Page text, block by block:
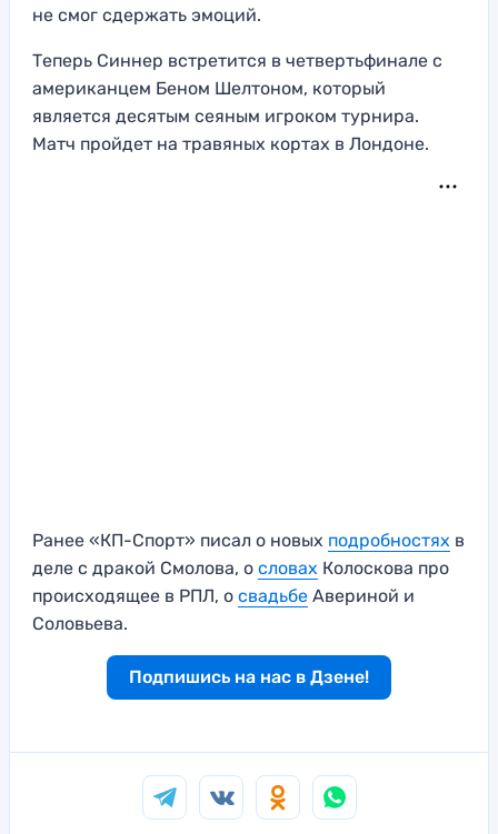
не смог сдержать эмоций.
Теперь Синнер встретится в четвертьфинале с
американцем Беном Шелтоном, который
является десятым сеяным игроком турнира.
Матч пройдет на травяных кортах в Лондоне.
Ранее «КП-Спорт» писал о новых подробностях в
деле с дракой Смолова, о словах Колоскова про
происходящее в РПЛ, о свадьбе Авериной и
Соловьева.
Подпишись на нас в Дзене!